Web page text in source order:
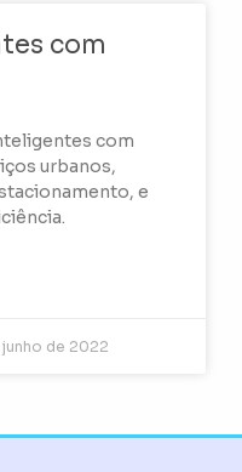
com
com
urbanos,
e
junho de 2022